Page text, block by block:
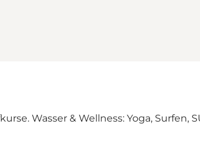
Wasser & Wellness: Yoga, Surfen,